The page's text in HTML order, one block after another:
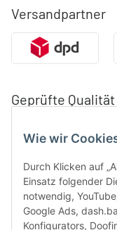
Wie wir
Durch Klicken auf
Einsatz folgender
notwendig,
Google Ads,
Konfigurators,
Versandpartner
Geprüfte